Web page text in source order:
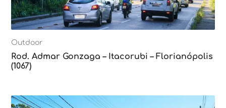
Outdoor
Rod. Admar Gonzaga – Itacorubi – Florianópolis
(1067)